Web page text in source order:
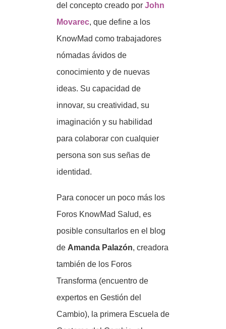
del concepto creado por John
Movarec, que define a los
KnowMad como trabajadores
nómadas ávidos de
conocimiento y de nuevas
ideas. Su capacidad de
innovar, su creatividad, su
imaginación y su habilidad
para colaborar con cualquier
persona son sus señas de
identidad.
Para conocer un poco más los
Foros KnowMad Salud, es
posible consultarlos en el blog
de Amanda Palazón, creadora
también de los Foros
Transforma (encuentro de
expertos en Gestión del
Cambio), la primera Escuela de